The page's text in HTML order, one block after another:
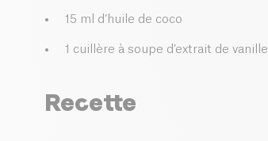
15 ml d’huile de coco
1 cuillère à soupe d’extrait de vanille
Recette